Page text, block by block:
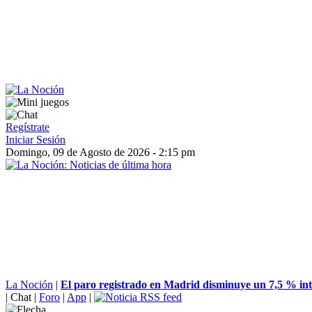
Regístrate
Iniciar Sesión
Domingo, 09 de Agosto de 2026 - 2:15 pm
La Noción | El paro registrado en Madrid disminuye un 7,5 %
| Chat | Foro | App |